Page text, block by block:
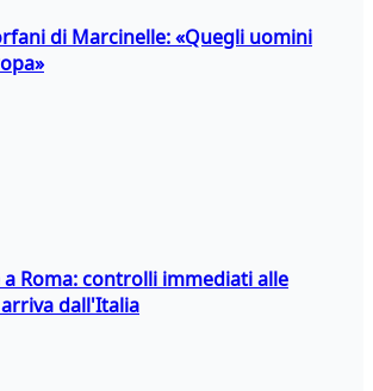
di Marcinelle: «Quegli uomini
Roma: controlli immediati alle
dall'Italia